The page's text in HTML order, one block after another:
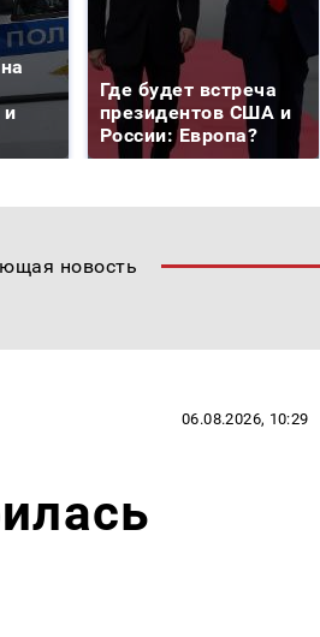
и
Где будет встреча
президентов США и
России: Европа?
новость
06.08.2026, 10:29